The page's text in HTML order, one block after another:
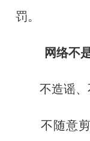
罚。
网络不是
不造谣、
不随意剪